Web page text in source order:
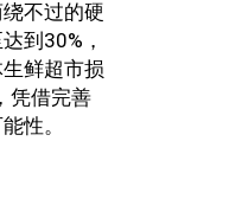
不过的硬
到30%，
鲜超市损
凭借完善
性。